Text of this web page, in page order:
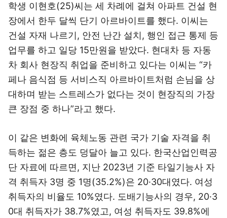
학생 이현호(25)씨는 세 차례에 걸쳐 아파트 건설 현
장에서 한두 달씩 단기 아르바이트를 했다. 이씨는
건설 자재 나르기, 안전 난간 설치, 행인 접근 통제 등
업무를 하고 일당 15만원을 받았다. 현대차 등 자동
차 회사 현장직 취업을 준비하고 있다는 이씨는 “카
페나 음식점 등 서비스직 아르바이트처럼 손님을 상
대하며 받는 스트레스가 없다는 것이 현장직의 가장
큰 장점 중 하나”라고 했다.
이 같은 변화에 육체노동 관련 국가 기술 자격을 취
득하는 젊은 층도 덩달아 늘고 있다. 한국산업인력공
단 자료에 따르면, 지난 2023년 기준 타일기능사 자
격 취득자 3명 중 1명(35.2%)은 20·30대였다. 여성
취득자의 비율도 10%였다. 도배기능사의 경우, 20·3
0대 취득자가 38.7%였고, 여성 취득자도 39.8%에